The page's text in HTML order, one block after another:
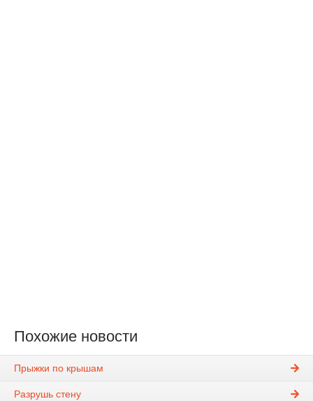
Похожие новости
Прыжки по крышам
Разрушь стену